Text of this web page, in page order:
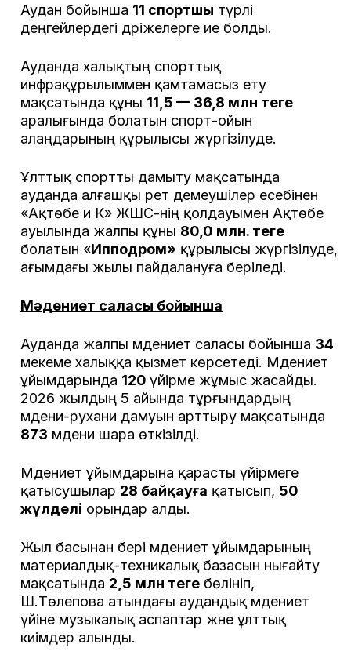
Аудан бойынша 11 спортшы түрлі
деңгейлердегі дәріжелерге ие болды.
Ауданда халықтың спорттық
инфрақұрылыммен қамтамасыз ету
мақсатында құны 11,5 — 36,8 млн теңге
аралығында болатын спорт-ойын
алаңдарының құрылысы жүргізілуде.
Ұлттық спортты дамыту мақсатында
ауданда алғашқы рет демеушілер есебінен
«Ақтөбе и К» ЖШС-нің қолдауымен Ақтөбе
ауылында жалпы құны 80,0 млн. теңге
болатын «Ипподром» құрылысы жүргізілуде,
ағымдағы жылы пайдалануға беріледі.
Мәдениет саласы бойынша
Ауданда жалпы мәдениет саласы бойынша 34
мекеме халыққа қызмет көрсетеді. Мәдениет
ұйымдарында 120 үйірме жұмыс жасайды.
2026 жылдың 5 айында тұрғындардың
мәдени-рухани дамуын арттыру мақсатында
873 мәдени шара өткізілді.
Мәдениет ұйымдарына қарасты үйірмеге
қатысушылар 28 байқауға қатысып, 50
жүлделі орындар алды.
Жыл басынан бері мәдениет ұйымдарының
материалдық-техникалық базасын нығайту
мақсатында 2,5 млн теңге бөлініп,
Ш.Төлепова атындағы аудандық мәдениет
үйіне музыкалық аспаптар және ұлттық
киімдер алынды.